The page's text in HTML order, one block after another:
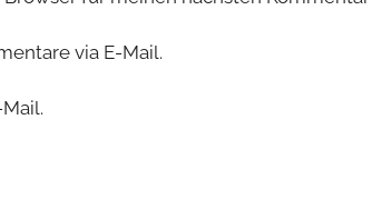
via E-Mail.